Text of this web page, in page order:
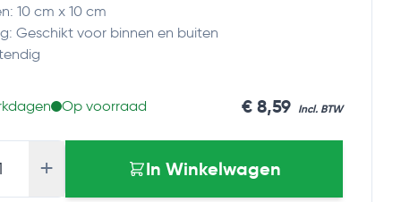
10 cm x 10 cm
Geschikt voor binnen en buiten
Op voorraad € 8,59
+ In Winkelwagen